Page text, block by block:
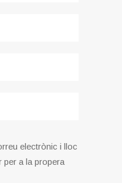
electrònic i lloc
per a la propera